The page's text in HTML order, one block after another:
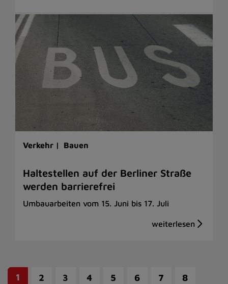
Verkehr | Bauen
Haltestellen auf der Berliner Straße
werden barrierefrei
Umbauarbeiten vom 15. Juni bis 17. Juli
1 2 3 4 5 6 7 8